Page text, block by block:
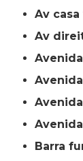
av
av
barra